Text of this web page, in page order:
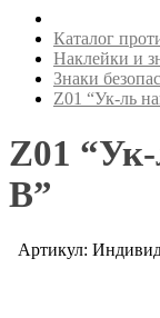
Каталог
Наклейки и
Знаки
Z01 “Ук-ль
Z01
В”
Артикул: